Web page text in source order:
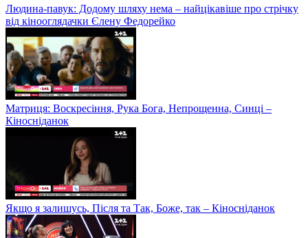
Людина-павук: Додому шляху нема – найцікавіше про стрічку
від кінооглядачки Єлену Федорейко
Матриця: Воскресіння, Рука Бога, Непрощенна, Синці –
Кіносніданок
Якщо я залишусь, Після та Так, Боже, так – Кіносніданок